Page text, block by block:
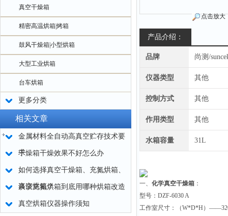
真空干燥箱
精密高温烘箱|烤箱
鼓风干燥箱|小型烘箱
大型工业烘箱
台车烘箱
更多分类
相关文章
金属材料全自动高真空贮存技术要
求
干燥箱干燥效果不好怎么办
如何选择真空干燥箱、充氮烘箱、
真空烘箱？
谈谈充氮烘箱到底用哪种烘箱改造
真空烘箱仪器操作须知
点击放大
产品介绍：
品牌 尚测/
仪器类型 其他
控制方式 其他
作用类型 其他
水箱容量 31L
一、 化学真空干燥箱 ：
型号： DZF-6030 A
工作室尺寸：（W*D*H ）——